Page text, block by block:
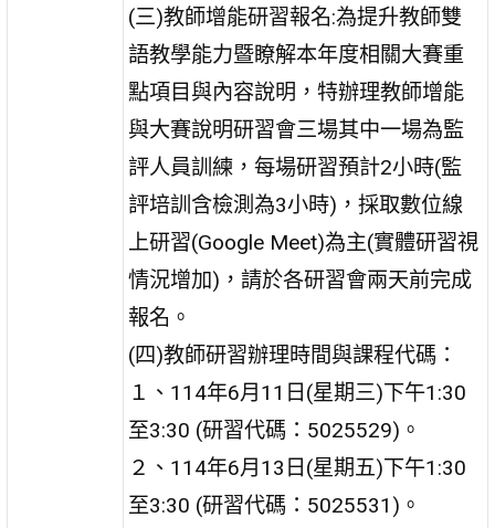
(三)教師增能研習報名:為提升教師雙
語教學能力暨瞭解本年度相關大賽重
點項目與內容說明，特辦理教師增能
與大賽說明研習會三場其中一場為監
評人員訓練，每場研習預計2小時(監
評培訓含檢測為3小時)，採取數位線
上研習(Google Meet)為主(實體研習視
情況增加)，請於各研習會兩天前完成
報名。
(四)教師研習辦理時間與課程代碼：
１、114年6月11日(星期三)下午1:30
至3:30 (研習代碼：5025529)。
２、114年6月13日(星期五)下午1:30
至3:30 (研習代碼：5025531)。